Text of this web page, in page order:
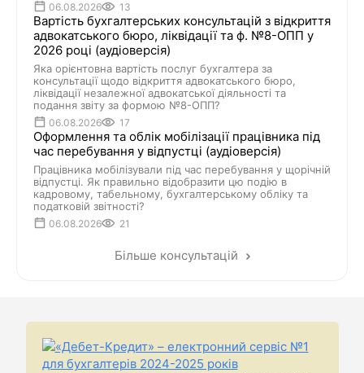
06.08.2026 13
Вартість бухгалтерських консультацій з відкриття
адвокатського бюро, ліквідації та ф. №8-ОПП у
2026 році (аудіоверсія)
Яка орієнтовна вартість послуг бухгалтера за
консультації щодо відкриття адвокатського бюро,
ліквідації незалежної адвокатської діяльності та
подання звіту за формою №8-ОПП?
06.08.2026 17
Оформлення та облік мобілізації працівника під
час перебування у відпустці (аудіоверсія)
Працівника мобілізували під час перебування у щорічній
відпустці. Як правильно відобразити цю подію в
кадровому, табельному, бухгалтерському обліку та
податковій звітності?
06.08.2026 21
Більше консультацій